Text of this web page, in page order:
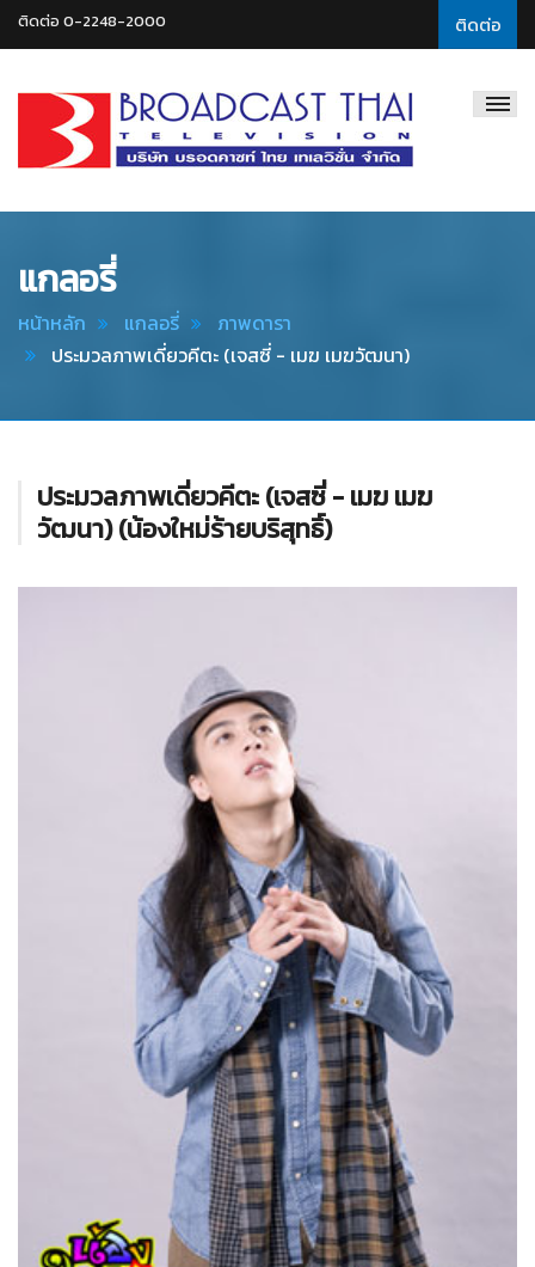
ติดต่อ
ติดต่อ 0-2248-2000
Thai
แกลอรี่
หน้าหลัก แกลอรี่
ภาพดารา
ประมวลภาพเดี่ยวคีตะ (เจสซี่ - เมฆ เมฆวัฒนา)
ประมวลภาพเดี่ยวคีตะ (เจสซี่ - เมฆ เมฆ
วัฒนา) (น้องใหม่ร้ายบริสุทธิ์)